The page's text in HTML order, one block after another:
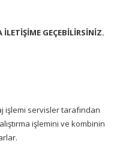
GEÇEBİLİRSİNİZ.
işlemi servisler tarafından
işlemini ve kombinin